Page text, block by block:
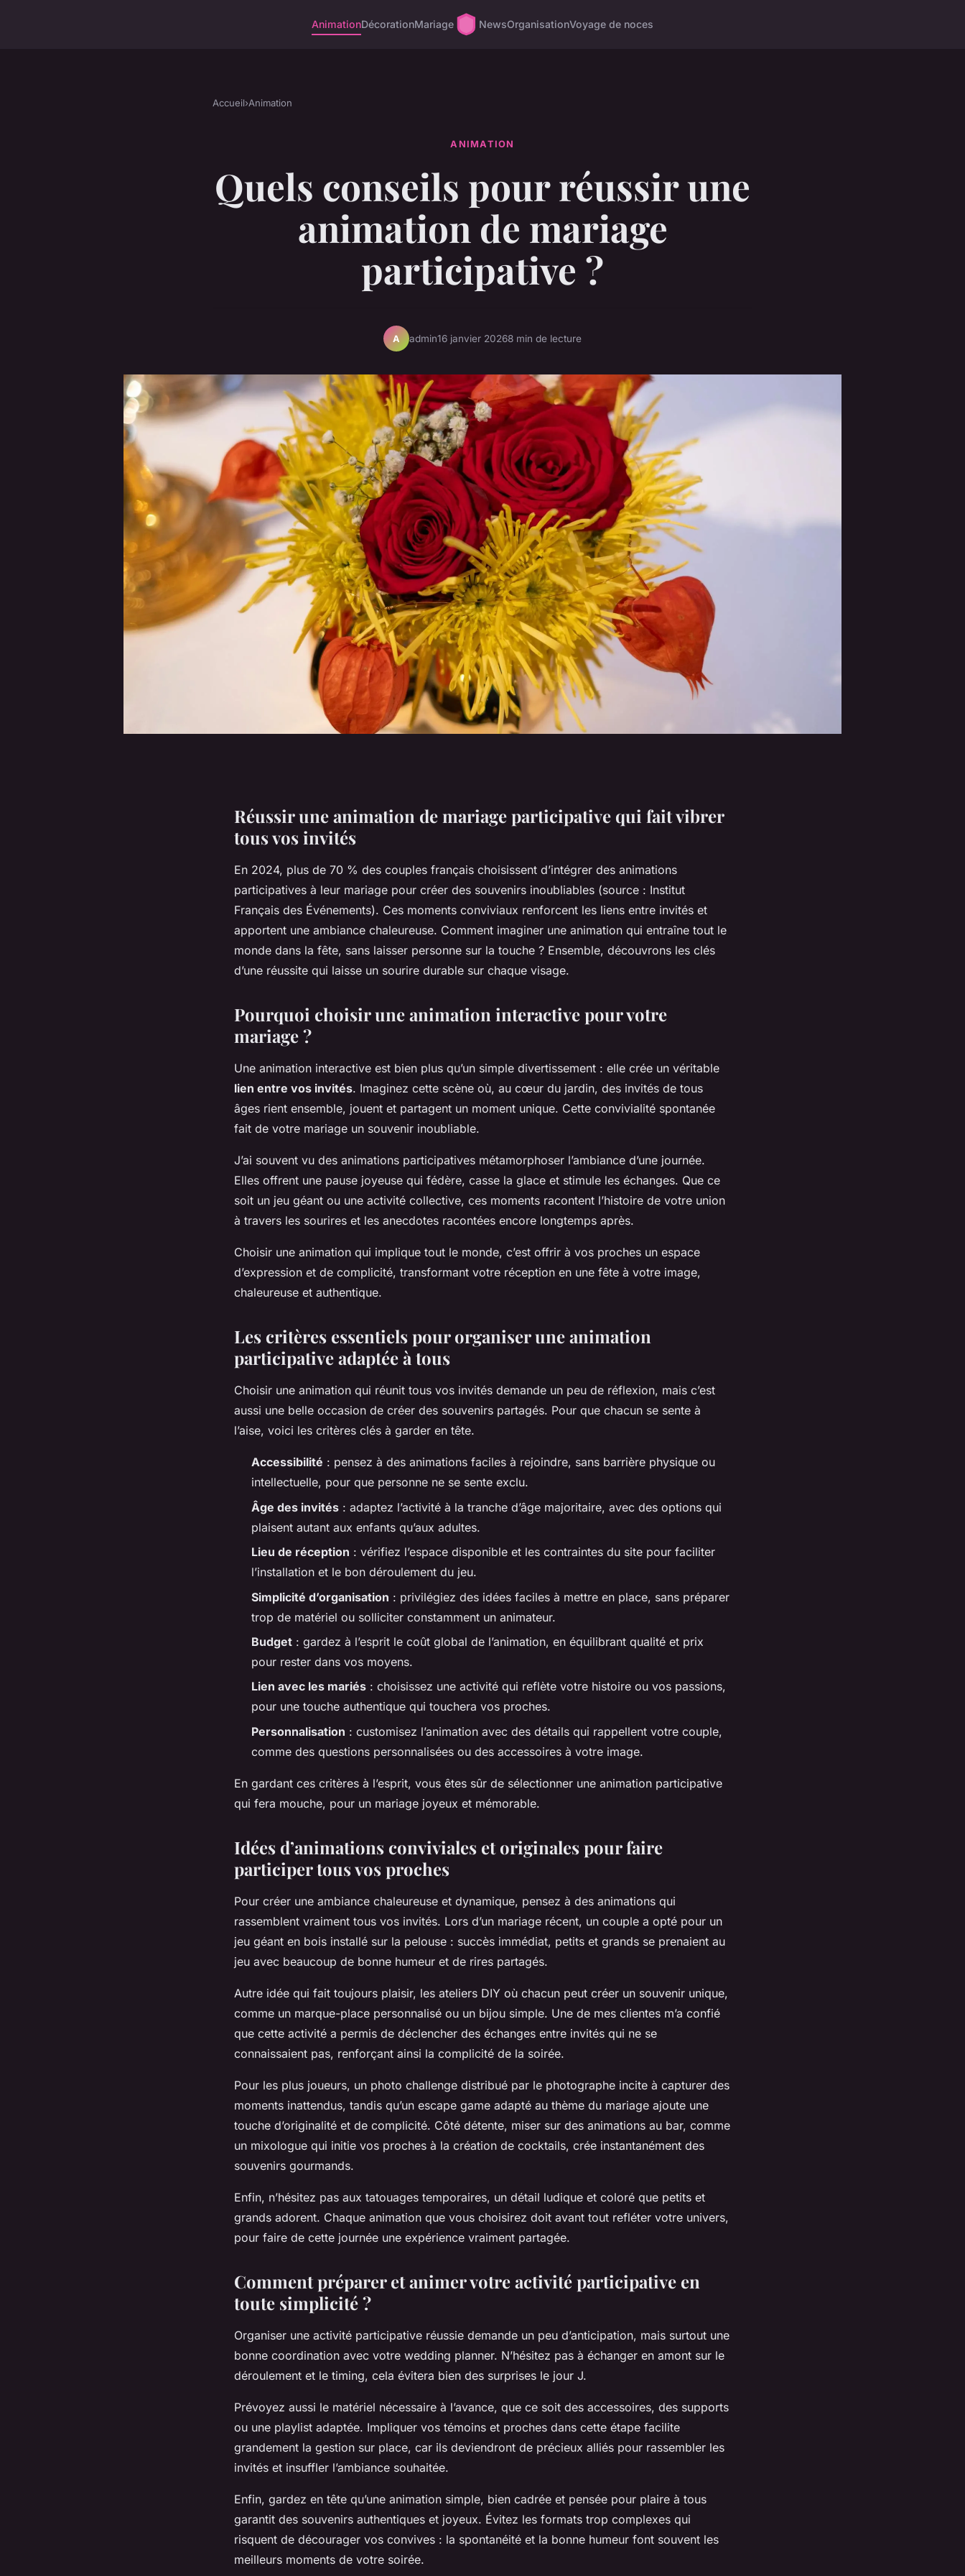
AnimationDécorationMariage NewsOrganisationVoyage de noces
Accueil›Animation
ANIMATION
Quels conseils pour réussir une
animation de mariage
participative ?
A admin16 janvier 20268 min de lecture
Réussir une animation de mariage participative qui fait vibrer
tous vos invités
En 2024, plus de 70 % des couples français choisissent d’intégrer des animations
participatives à leur mariage pour créer des souvenirs inoubliables (source : Institut
Français des Événements). Ces moments conviviaux renforcent les liens entre invités et
apportent une ambiance chaleureuse. Comment imaginer une animation qui entraîne tout le
monde dans la fête, sans laisser personne sur la touche ? Ensemble, découvrons les clés
d’une réussite qui laisse un sourire durable sur chaque visage.
Pourquoi choisir une animation interactive pour votre
mariage ?
Une animation interactive est bien plus qu’un simple divertissement : elle crée un véritable
lien entre vos invités. Imaginez cette scène où, au cœur du jardin, des invités de tous
âges rient ensemble, jouent et partagent un moment unique. Cette convivialité spontanée
fait de votre mariage un souvenir inoubliable.
J’ai souvent vu des animations participatives métamorphoser l’ambiance d’une journée.
Elles offrent une pause joyeuse qui fédère, casse la glace et stimule les échanges. Que ce
soit un jeu géant ou une activité collective, ces moments racontent l’histoire de votre union
à travers les sourires et les anecdotes racontées encore longtemps après.
Choisir une animation qui implique tout le monde, c’est offrir à vos proches un espace
d’expression et de complicité, transformant votre réception en une fête à votre image,
chaleureuse et authentique.
Les critères essentiels pour organiser une animation
participative adaptée à tous
Choisir une animation qui réunit tous vos invités demande un peu de réflexion, mais c’est
aussi une belle occasion de créer des souvenirs partagés. Pour que chacun se sente à
l’aise, voici les critères clés à garder en tête.
Accessibilité : pensez à des animations faciles à rejoindre, sans barrière physique ou
intellectuelle, pour que personne ne se sente exclu.
Âge des invités : adaptez l’activité à la tranche d’âge majoritaire, avec des options qui
plaisent autant aux enfants qu’aux adultes.
Lieu de réception : vérifiez l’espace disponible et les contraintes du site pour faciliter
l’installation et le bon déroulement du jeu.
Simplicité d’organisation : privilégiez des idées faciles à mettre en place, sans préparer
trop de matériel ou solliciter constamment un animateur.
Budget : gardez à l’esprit le coût global de l’animation, en équilibrant qualité et prix
pour rester dans vos moyens.
Lien avec les mariés : choisissez une activité qui reflète votre histoire ou vos passions,
pour une touche authentique qui touchera vos proches.
Personnalisation : customisez l’animation avec des détails qui rappellent votre couple,
comme des questions personnalisées ou des accessoires à votre image.
En gardant ces critères à l’esprit, vous êtes sûr de sélectionner une animation participative
qui fera mouche, pour un mariage joyeux et mémorable.
Idées d’animations conviviales et originales pour faire
participer tous vos proches
Pour créer une ambiance chaleureuse et dynamique, pensez à des animations qui
rassemblent vraiment tous vos invités. Lors d’un mariage récent, un couple a opté pour un
jeu géant en bois installé sur la pelouse : succès immédiat, petits et grands se prenaient au
jeu avec beaucoup de bonne humeur et de rires partagés.
Autre idée qui fait toujours plaisir, les ateliers DIY où chacun peut créer un souvenir unique,
comme un marque-place personnalisé ou un bijou simple. Une de mes clientes m’a confié
que cette activité a permis de déclencher des échanges entre invités qui ne se
connaissaient pas, renforçant ainsi la complicité de la soirée.
Pour les plus joueurs, un photo challenge distribué par le photographe incite à capturer des
moments inattendus, tandis qu’un escape game adapté au thème du mariage ajoute une
touche d’originalité et de complicité. Côté détente, miser sur des animations au bar, comme
un mixologue qui initie vos proches à la création de cocktails, crée instantanément des
souvenirs gourmands.
Enfin, n’hésitez pas aux tatouages temporaires, un détail ludique et coloré que petits et
grands adorent. Chaque animation que vous choisirez doit avant tout refléter votre univers,
pour faire de cette journée une expérience vraiment partagée.
Comment préparer et animer votre activité participative en
toute simplicité ?
Organiser une activité participative réussie demande un peu d’anticipation, mais surtout une
bonne coordination avec votre wedding planner. N’hésitez pas à échanger en amont sur le
déroulement et le timing, cela évitera bien des surprises le jour J.
Prévoyez aussi le matériel nécessaire à l’avance, que ce soit des accessoires, des supports
ou une playlist adaptée. Impliquer vos témoins et proches dans cette étape facilite
grandement la gestion sur place, car ils deviendront de précieux alliés pour rassembler les
invités et insuffler l’ambiance souhaitée.
Enfin, gardez en tête qu’une animation simple, bien cadrée et pensée pour plaire à tous
garantit des souvenirs authentiques et joyeux. Évitez les formats trop complexes qui
risquent de décourager vos convives : la spontanéité et la bonne humeur font souvent les
meilleurs moments de votre soirée.